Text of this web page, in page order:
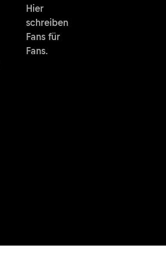
Hier
schreiben
Fans für
Fans.